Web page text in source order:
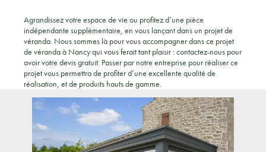
Agrandissez votre espace de vie ou profitez d’une pièce
indépendante supplémentaire, en vous lançant dans un projet de
véranda. Nous sommes là pour vous accompagner dans ce projet
de véranda à Nancy qui vous ferait tant plaisir : contactez-nous pour
avoir votre devis gratuit. Passer par notre entreprise pour réaliser ce
projet vous permettra de profiter d’une excellente qualité de
réalisation, et de produits hauts de gamme.